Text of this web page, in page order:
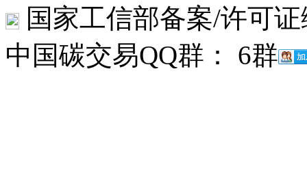
国家工信部备案/许可
中国碳交易QQ群： 6群